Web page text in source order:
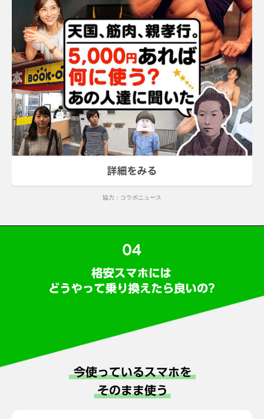
ます。
キャンペーン応募規約
本キャンペーンは、以下の規約について同意の上、応募してください。
LINEモバイル株式会社（以下、「弊社」といいます）が企画する「平成最後
のTwitterキャンペーン じっくり願い事コース」（以下、「本キャンペー
ン」といいます）に応募するためには、以下の条件を含む、弊社所定の条件
を満たす必要があります。
（1）指定ハッシュタグ（
#LINEモバイルに乗り換えて浮いたお金でこれした
い）をつけてツイートすること
（2）LINEモバイル公式Twitterアカウント（@LINEMOBILE_JP）をフォロー
していること
（3）上記1または2を実施するTwitterアカウントが非公開ではないこと
当選者は、60,000円（税抜）以内で実現できる"やりたいこと・ほしいも
の"をツイートされた方の中から、弊社が決定します。
当選者の決定は、抽選ではなく、弊社担当者が応募ツイートをみて判断させ
当選者の決定方法その他当選に関するお問い合わせは受け付けていません。
当選者には、その応募ツイートに記載された"やりたいこと・ほしいもの"に関
連する賞品（60,000円（税抜）以内）をプレゼントします。
（@LINEMOBILE_JP）のフォローの解除、またはツイートの削除がされた
応募者が20歳未満の場合は、親権者その他の法定代理人の同意の上、応募し
てください。同意のない場合は、当選が無効・取消となる場合があります。
応募者は、本キャンペーンに応募した後は、応募の取り消しをすることがで
きません。
抽選方法や当選についてのお問い合わせは受け付けていません。
当選の権利を第三者に譲渡または換金・変更することはできません。
同一の応募者が異なる複数のTwitterアカウントによる応募を行っていると運
営側が判断した場合は、応募は無効とさせていただきます。
賞品が物品の場合は郵送します。そのため賞品発送の際に必要となる当選者
様のお名前、ご住所、電話番号を当選発表後、別途取得いたします。あらか
じめご了承ください。
品切れ等により賞品が一部変更になる場合がございます。あらかじめご了承
弊社からの当選のご連絡後、5日以内に当選者様から情報をご送信いただけな
協力：コラボニュース